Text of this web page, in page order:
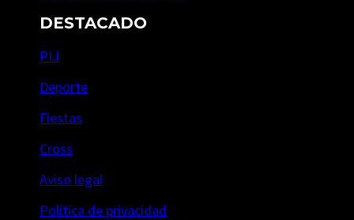
DESTACADO
PIJ
Deporte
Fiestas
Cross
Aviso legal
Política de privacidad